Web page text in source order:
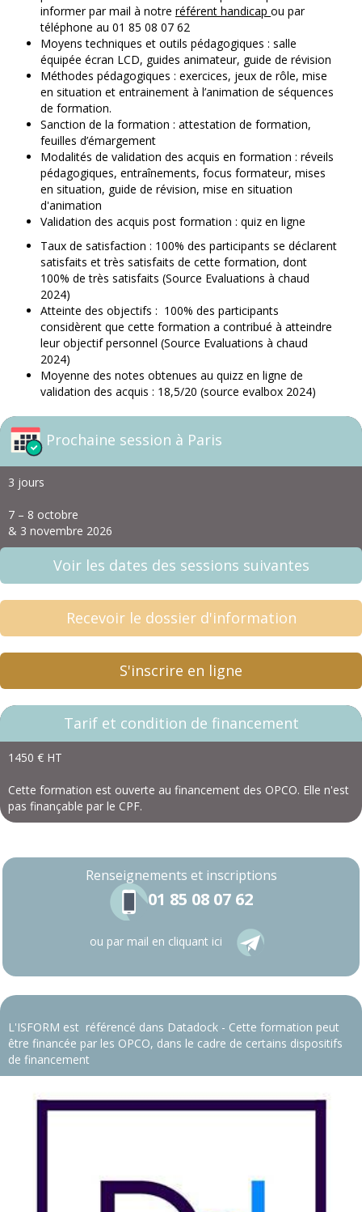
informer par mail à notre référent handicap ou par
téléphone au 01 85 08 07 62
Moyens techniques et outils pédagogiques : salle
équipée écran LCD, guides animateur, guide de révision
Méthodes pédagogiques : exercices, jeux de rôle, mise
en situation et entrainement à l’animation de séquences
de formation.
Sanction de la formation : attestation de formation,
feuilles d’émargement
Modalités de validation des acquis en formation : réveils
pédagogiques, entraînements, focus formateur, mises
en situation, guide de révision, mise en situation
d'animation
Validation des acquis post formation : quiz en ligne
Taux de satisfaction : 100% des participants se déclarent
satisfaits et très satisfaits de cette formation, dont
100% de très satisfaits (Source Evaluations à chaud
2024)
Atteinte des objectifs : 100% des participants
considèrent que cette formation a contribué à atteindre
leur objectif personnel (Source Evaluations à chaud
2024)
Moyenne des notes obtenues au quizz en ligne de
validation des acquis : 18,5/20 (source evalbox 2024)
Prochaine session à Paris
3 jours
7 – 8 octobre
& 3 novembre 2026
Voir les dates des sessions suivantes
Recevoir le dossier d'information
S'inscrire en ligne
Tarif et condition de financement
1450 € HT
Cette formation est ouverte au financement des OPCO. Elle n'est
pas finançable par le CPF.
Renseignements et inscriptions
01 85 08 07 62
ou par mail en cliquant ici
L'ISFORM est référencé dans Datadock - Cette formation peut
être financée par les OPCO, dans le cadre de certains dispositifs
de financement